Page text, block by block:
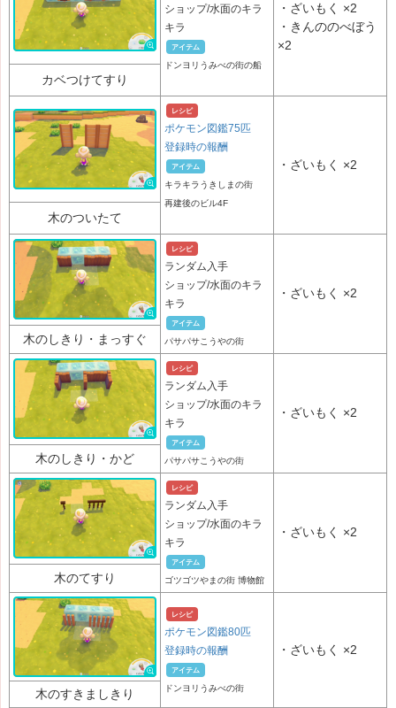
ショップ/水面のキラ
キラ
アイテム
ドンヨリうみべの街の船
・ ざいもく
×2
・ きんののべぼう
×2
カベつけてすり
レシピ
ポケモン図鑑75匹
登録時の報酬
アイテム
キラキラうきしまの街
再建後のビル4F
・ ざいもく ×2
木のついたて
レシピ
ランダム入手
ショップ/水面のキラ
キラ
アイテム
パサパサこうやの街
・ ざいもく ×2
木のしきり・まっすぐ
レシピ
ランダム入手
ショップ/水面のキラ
キラ
アイテム
パサパサこうやの街
・ ざいもく ×2
木のしきり・かど
レシピ
ランダム入手
ショップ/水面のキラ
キラ
アイテム
ゴツゴツやまの街 博物館
・ ざいもく ×2
木のてすり
レシピ
ポケモン図鑑80匹
登録時の報酬
アイテム
ドンヨリうみべの街
・ ざいもく ×2
木のすきましきり